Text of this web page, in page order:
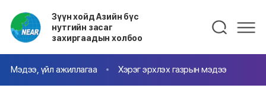
Зүүн хойд Азийн бүс
нутгийн засаг
захиргаадын холбоо
Мэдээ, үйл ажиллагаа Хэрэг эрхлэх газрын мэдээ